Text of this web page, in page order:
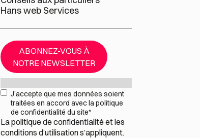
Hans web Services
ABONNEZ-VOUS À
NOTRE NEWSLETTER
RGPD*
J’accepte que mes données soient
traitées en accord avec la politique
de confidentialité du site*
Lapolitique de confidentialité et les
conditions d’utilisations’appliquent.